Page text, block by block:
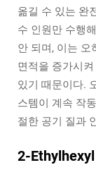
옮길 수 있는 완
수 인원만 수행
안 되며, 이는 오
면적을 증가시
있기 때문이다.
스템이 계속 작
절한 공기 질과
2-